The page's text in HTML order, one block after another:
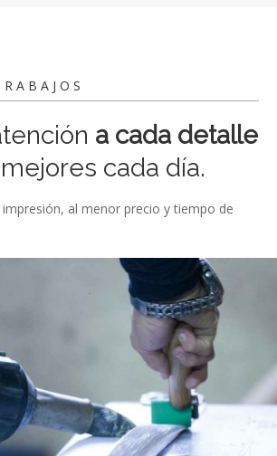
a cada detalle
cada día.
al menor precio y tiempo de